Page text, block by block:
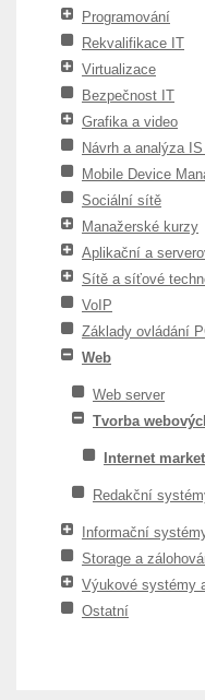
Programování
Rekvalifikace IT
Virtualizace
Bezpečnost IT
Grafika a video
Návrh a analýza
Mobile Device
Sociální sítě
Manažerské kurzy
Aplikační a
Sítě a síťové
VoIP
Základy ovládání
Web
Web server
Tvorba
Internet
Redakční
Informační
Storage a
Výukové systémy
Ostatní